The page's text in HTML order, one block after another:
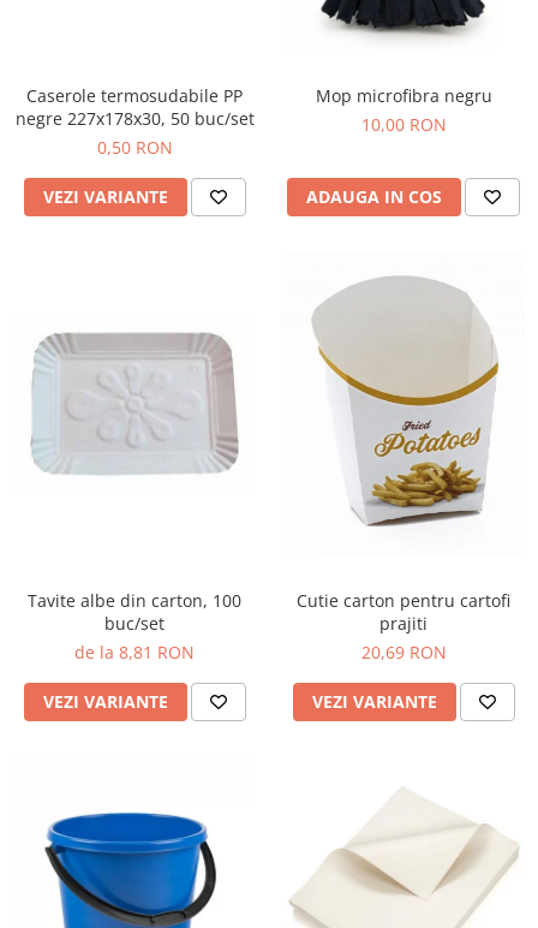
Caserole termosudabile PP
negre 227x178x30, 50 buc/set
0,50 RON
VEZI VARIANTE
Mop microfibra negru
10,00 RON
ADAUGA IN COS
Tavite albe din carton, 100
buc/set
de la 8,81 RON
VEZI VARIANTE
Cutie carton pentru cartofi
prajiti
20,69 RON
VEZI VARIANTE